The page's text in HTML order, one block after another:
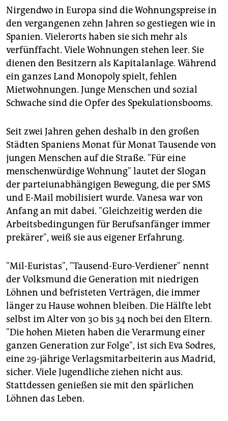
Nirgendwo in Europa sind die Wohnungspreise in
den vergangenen zehn Jahren so gestiegen wie in
Spanien. Vielerorts haben sie sich mehr als
verfünffacht. Viele Wohnungen stehen leer. Sie
dienen den Besitzern als Kapitalanlage. Während
ein ganzes Land Monopoly spielt, fehlen
Mietwohnungen. Junge Menschen und sozial
Schwache sind die Opfer des Spekulationsbooms.
Seit zwei Jahren gehen deshalb in den großen
Städten Spaniens Monat für Monat Tausende von
jungen Menschen auf die Straße. "Für eine
menschenwürdige Wohnung" lautet der Slogan
der parteiunabhängigen Bewegung, die per SMS
und E-Mail mobilisiert wurde. Vanesa war von
Anfang an mit dabei. "Gleichzeitig werden die
Arbeitsbedingungen für Berufsanfänger immer
prekärer", weiß sie aus eigener Erfahrung.
"Mil-Euristas", "Tausend-Euro-Verdiener" nennt
der Volksmund die Generation mit niedrigen
Löhnen und befristeten Verträgen, die immer
länger zu Hause wohnen bleiben. Die Hälfte lebt
selbst im Alter von 30 bis 34 noch bei den Eltern.
"Die hohen Mieten haben die Verarmung einer
ganzen Generation zur Folge", ist sich Eva Sodres,
eine 29-jährige Verlagsmitarbeiterin aus Madrid,
sicher. Viele Jugendliche ziehen nicht aus.
Stattdessen genießen sie mit den spärlichen
Löhnen das Leben.